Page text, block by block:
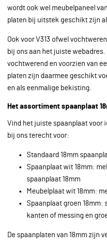
wordt ook wel meubelpaneel
platen bij uitstek geschikt zijn
Ook voor V313 ofwel
bij ons aan het juiste webadres.
vochtwerend en voorzien van
platen zijn daarmee geschikt
en als eenmalige bekisting.
Het assortiment spaanplaat
Vind het juiste spaanplaat voor
bij ons terecht voor:
Standaard 18mm
Spaanplaat wit 18mm:
spaanplaat 18mm
Meubelplaat wit 18mm:
Spaanplaat groen 18mm:
kanten of messing en
De spaanplaten van 18mm zijn